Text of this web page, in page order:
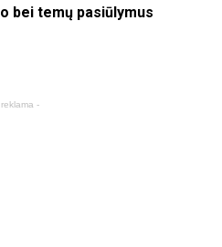
bei temų pasiūlymus
-